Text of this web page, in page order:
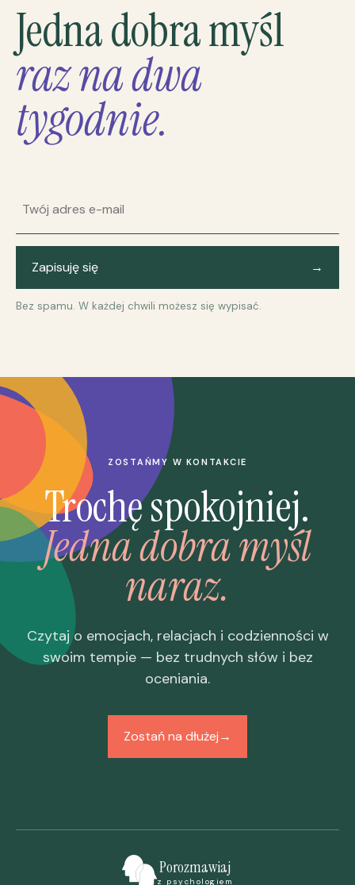
Jedna dobra myśl
raz na dwa
tygodnie.
Zapisuję się →
Bez spamu. W każdej chwili możesz się wypisać.
ZOSTAŃMY W KONTAKCIE
Trochę spokojniej.
Jedna dobra myśl
naraz.
Czytaj o emocjach, relacjach i codzienności w
swoim tempie — bez trudnych słów i bez
oceniania.
Zostań na dłużej→
Porozmawiaj
z psychologiem